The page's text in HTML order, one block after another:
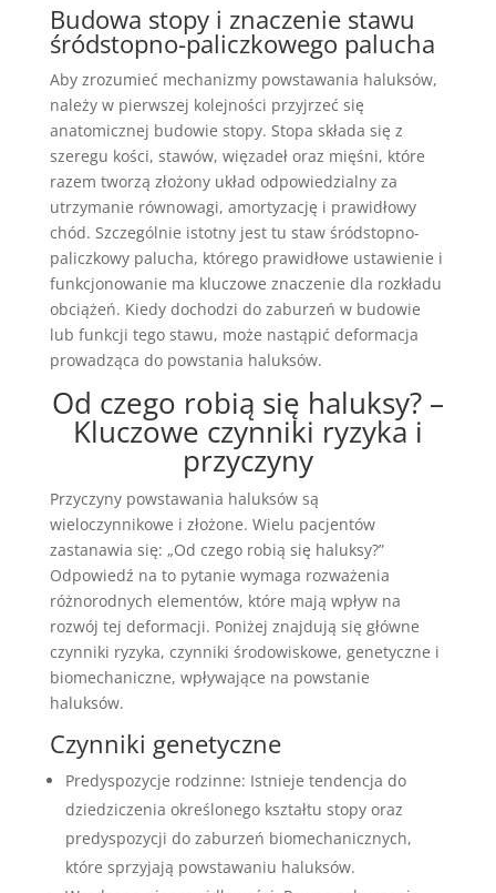
Budowa stopy i znaczenie stawu
śródstopno-paliczkowego palucha
Aby zrozumieć mechanizmy powstawania haluksów,
należy w pierwszej kolejności przyjrzeć się
anatomicznej budowie stopy. Stopa składa się z
szeregu kości, stawów, więzadeł oraz mięśni, które
razem tworzą złożony układ odpowiedzialny za
utrzymanie równowagi, amortyzację i prawidłowy
chód. Szczególnie istotny jest tu staw śródstopno-
paliczkowy palucha, którego prawidłowe ustawienie i
funkcjonowanie ma kluczowe znaczenie dla rozkładu
obciążeń. Kiedy dochodzi do zaburzeń w budowie
lub funkcji tego stawu, może nastąpić deformacja
prowadząca do powstania haluksów.
Od czego robią się haluksy? –
Kluczowe czynniki ryzyka i
przyczyny
Przyczyny powstawania haluksów są
wieloczynnikowe i złożone. Wielu pacjentów
zastanawia się: „Od czego robią się haluksy?”
Odpowiedź na to pytanie wymaga rozważenia
różnorodnych elementów, które mają wpływ na
rozwój tej deformacji. Poniżej znajdują się główne
czynniki ryzyka, czynniki środowiskowe, genetyczne i
biomechaniczne, wpływające na powstanie
haluksów.
Czynniki genetyczne
Predyspozycje rodzinne: Istnieje tendencja do
dziedziczenia określonego kształtu stopy oraz
predyspozycji do zaburzeń biomechanicznych,
które sprzyjają powstawaniu haluksów.